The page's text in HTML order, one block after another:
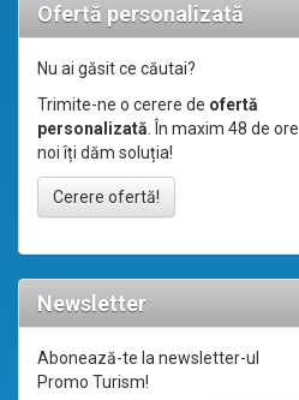
Ofertă personalizată
Nu ai găsit ce căutai?
Trimite-ne o cerere de ofertă
personalizată. În maxim 48 de ore
noi îți dăm soluția!
Cerere ofertă!
Newsletter
Abonează-te la newsletter-ul
Promo Turism!